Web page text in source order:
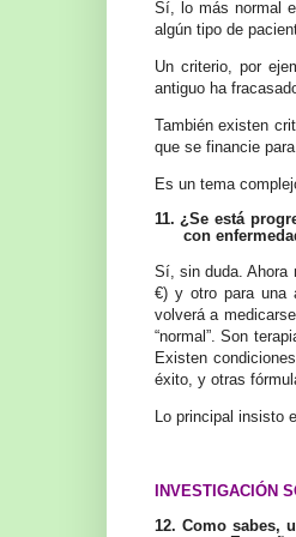
Sí, lo más normal
algún tipo de
Un criterio, por
antiguo ha
También existen
que se financie
Es un tema
11. ¿Se está
con
Sí, sin duda. Ahora
€) y otro para una
volverá a
“normal”. Son
Existen
éxito, y otras
Lo principal insisto
INVESTIGACIÓN
12. Como sabes,